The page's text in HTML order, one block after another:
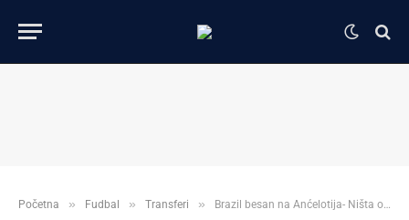
Početna » Fudbal » Transferi » Brazil besan na Anćelotija- Ništa od prelaska!